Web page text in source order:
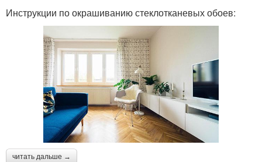
Инструкции по окрашиванию стеклотканевых обоев:
читать дальше →